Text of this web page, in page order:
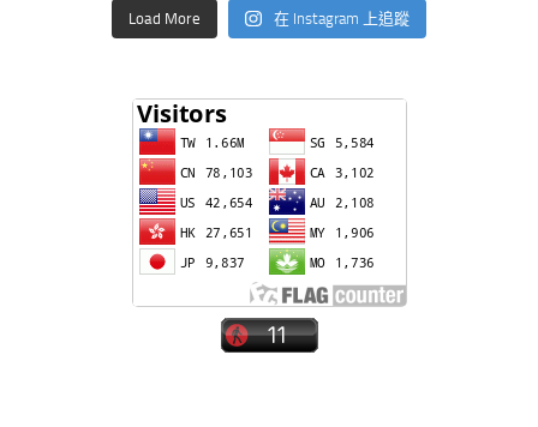
Load More 在 Instagram 上追蹤